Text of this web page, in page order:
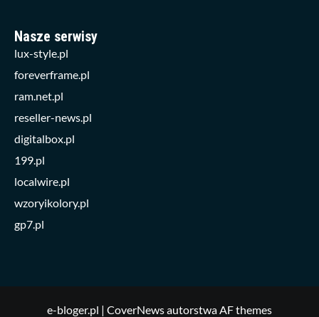
Nasze serwisy
lux-style.pl
foreverframe.pl
ram.net.pl
reseller-news.pl
digitalbox.pl
199.pl
localwire.pl
wzoryikolory.pl
gp7.pl
e-bloger.pl | CoverNewsautorstwa AF themes